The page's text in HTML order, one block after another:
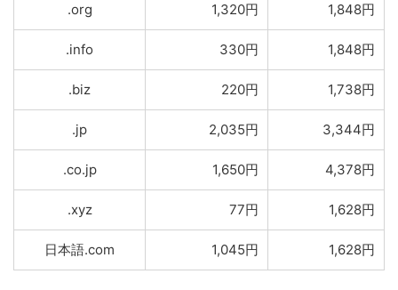
.org 1,320円 1,848円
.info 330円 1,848円
.biz 220円 1,738円
.jp 2,035円 3,344円
.co.jp 1,650円 4,378円
.xyz 77円 1,628円
日本語.com 1,045円 1,628円